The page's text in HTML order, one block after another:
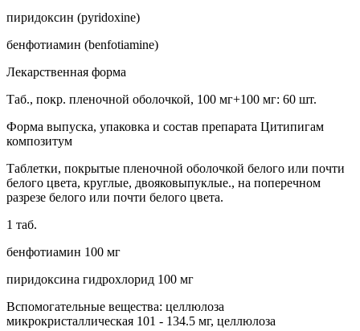
пиридоксин (pyridoxine)
бенфотиамин (benfotiamine)
Лекарственная форма
Таб., покр. пленочной оболочкой, 100 мг+100 мг: 60 шт.
Форма выпуска, упаковка и состав препарата Цитипигам
композитум
Таблетки, покрытые пленочной оболочкой белого или почти
белого цвета, круглые, двояковыпуклые., на поперечном
разрезе белого или почти белого цвета.
1 таб.
бенфотиамин 100 мг
пиридоксина гидрохлорид 100 мг
Вспомогательные вещества: целлюлоза
микрокристаллическая 101 - 134.5 мг, целлюлоза